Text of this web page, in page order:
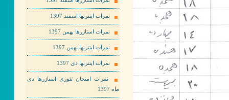
نمرات اینترنها اسفند 1397
نمرات استاژرها بهمن 1397
نمرات اینترنها بهمن 1397
نمرات اینترنها دی 1397
نمرات امتحان تئوری استاژرها دی
ماه 1397